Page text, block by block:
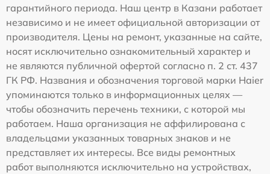
гарантийного периода. Наш центр в Казани работает
независимо и не имеет официальной авторизации от
производителя. Цены на ремонт, указанные на сайте,
носят исключительно ознакомительный характер и
не являются публичной офертой согласно п. 2 ст. 437
ГК РФ. Названия и обозначения торговой марки Haier
упоминаются только в информационных целях —
чтобы обозначить перечень техники, с которой мы
работаем. Наша организация не аффилирована с
владельцами указанных товарных знаков и не
представляет их интересы. Все виды ремонтных
работ выполняются исключительно на устройствах,